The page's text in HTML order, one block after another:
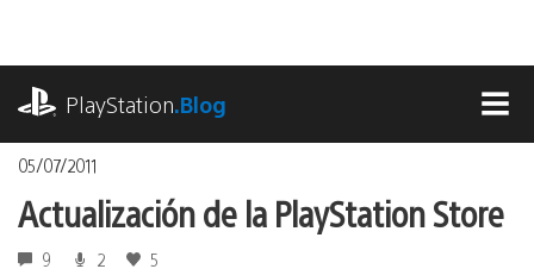
contenido
PlayStation.Blog
05/07/2011
Actualización de la PlayStation Store
9 2 5